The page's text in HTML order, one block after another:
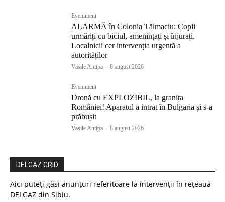
Eveniment
ALARMĂ în Colonia Tălmaciu: Copii
urmăriți cu biciul, amenințați și înjurați.
Localnicii cer intervenția urgentă a
autorităților
Vasile Antipa - 8 august 2026
Eveniment
Dronă cu EXPLOZIBIL, la granița
României! Aparatul a intrat în Bulgaria și s-a
prăbușit
Vasile Antipa - 8 august 2026
DELGAZ GRID
Aici puteți găsi anunțuri referitoare la intervenții în rețeaua
DELGAZ din Sibiu.